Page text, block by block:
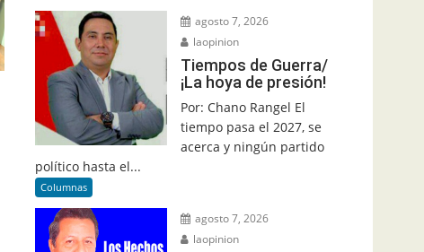
agosto 7, 2026
laopinion
Tiempos de Guerra/
¡La hoya de presión!
Por: Chano Rangel El
tiempo pasa el 2027, se
acerca y ningún partido
político hasta el...
Columnas
agosto 7, 2026
laopinion